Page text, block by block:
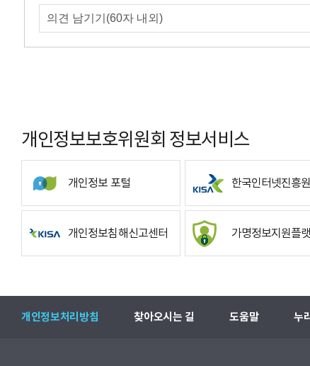
개인정보보호위원회 정보서비스
개인정보 포털 한국인터넷진흥원
개인정보침해신고센터 가명정보지원플
개인정보처리방침 찾아오시는 길 도움말 누